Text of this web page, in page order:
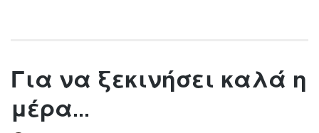
Για να ξεκινήσει καλά η
μέρα…